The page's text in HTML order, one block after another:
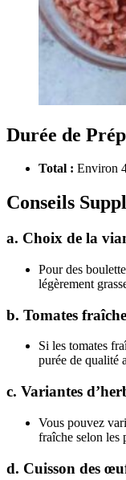
Durée de
Total : Environ
Conseils
a. Choix de la
Pour des
légèrement
b. Tomates
Si les tomates
purée de qualité
c. Variantes
Vous pouvez
fraîche selon les
d. Cuisson des